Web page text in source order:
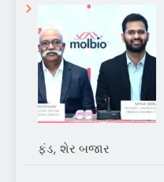
ફંડ, શેર બજાર